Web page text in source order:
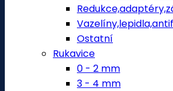
Ostatní
Rukavice
0 - 2 mm
3 - 4 mm